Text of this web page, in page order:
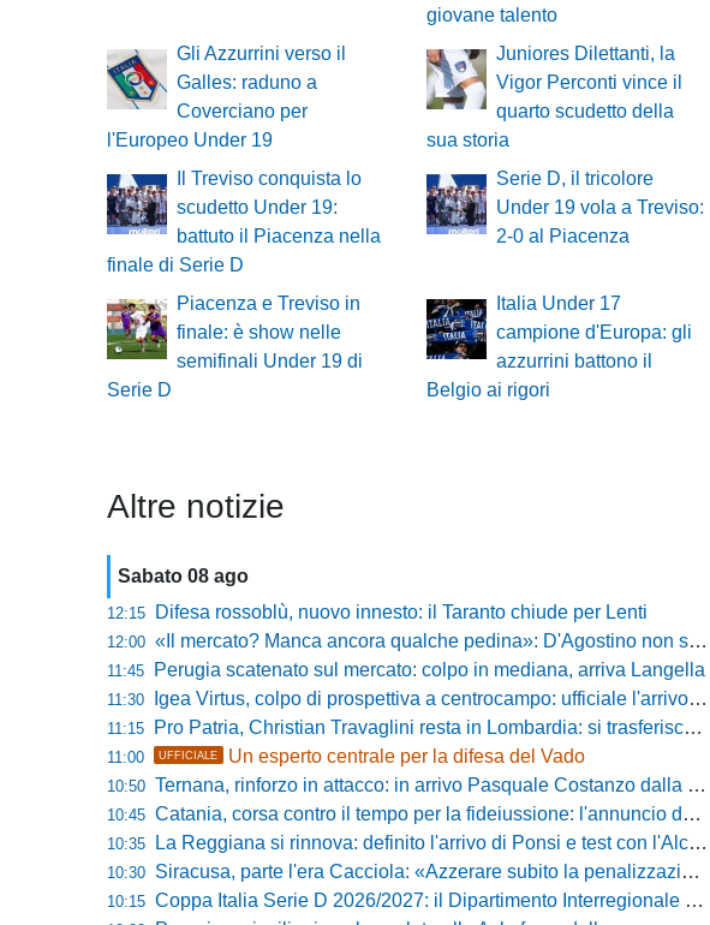
giovane talento
Gli Azzurrini verso il
Galles: raduno a
Coverciano per
l'Europeo Under 19
Juniores Dilettanti, la
Vigor Perconti vince il
quarto scudetto della
sua storia
Il Treviso conquista lo
scudetto Under 19:
battuto il Piacenza nella
finale di Serie D
Serie D, il tricolore
Under 19 vola a Treviso:
2-0 al Piacenza
Piacenza e Treviso in
finale: è show nelle
semifinali Under 19 di
Serie D
Italia Under 17
campione d'Europa: gli
azzurrini battono il
Belgio ai rigori
Altre notizie
Sabato 08 ago
12:15 Difesa rossoblù, nuovo innesto: il Taranto chiude per Lenti
12:00 «Il mercato? Manca ancora qualche pedina»: D'Agostino non si ferma e punta in alto
11:45 Perugia scatenato sul mercato: colpo in mediana, arriva Langella
11:30 Igea Virtus, colpo di prospettiva a centrocampo: ufficiale l'arrivo di Bilal Khamlich
11:15 Pro Patria, Christian Travaglini resta in Lombardia: si trasferisce in Serie D
11:00 UFFICIALE Un esperto centrale per la difesa del Vado
10:50 Ternana, rinforzo in attacco: in arrivo Pasquale Costanzo dalla Paganese
10:45 Catania, corsa contro il tempo per la fideiussione: l'annuncio della società e le ragioni dello slittamento
10:35 La Reggiana si rinnova: definito l'arrivo di Ponsi e test con l'Alcione
10:30 Siracusa, parte l'era Cacciola: «Azzerare subito la penalizzazione, saremo camaleontici»
10:15 Coppa Italia Serie D 2026/2027: il Dipartimento Interregionale corregge il tabellone, ecco i nuovi abbinamenti